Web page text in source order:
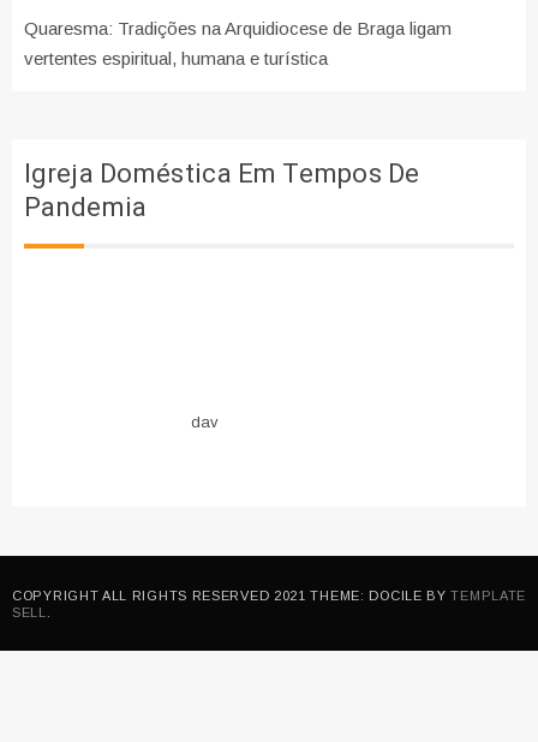
Quaresma: Tradições na Arquidiocese de Braga ligam
vertentes espiritual, humana e turística
Igreja Doméstica Em Tempos De
Pandemia
dav
COPYRIGHT ALL RIGHTS RESERVED 2021 THEME: DOCILE BYTEMPLATE
SELL